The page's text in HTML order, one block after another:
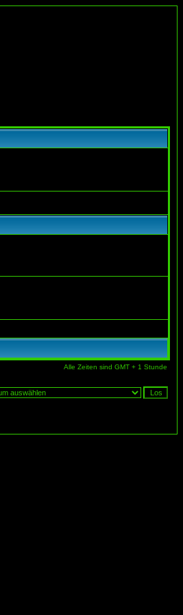
Alle Zeiten sind GMT + 1 Stunde